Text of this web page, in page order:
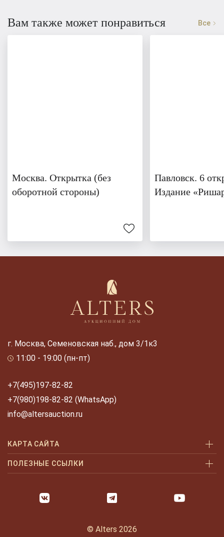
Вам также может понравиться Все
Москва. Открытка (без
оборотной стороны)
Павловск. 6
Издание
г. Москва, Семеновская наб., дом 3/1к3
11:00 - 19:00 (пн-пт)
+7(495)197-82-82
+7(980)198-82-82 (WhatsApp)
info@altersauction.ru
КАРТА САЙТА
Аукционы
Как продать
ПОЛЕЗНЫЕ ССЫЛКИ
Оплата и доставка
Часто задаваемые вопросы
© Alters 2026